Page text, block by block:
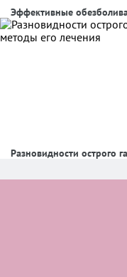
Эффективные
Разновидности острого